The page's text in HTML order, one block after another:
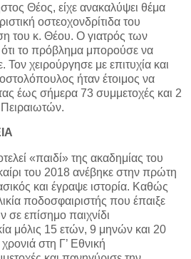
Θέος, είχε ανακαλύψει θέμα
οστεοχονδρίτιδα του
του κ. Θέου. Ο γιατρός των
το πρόβλημα μπορούσε να
Τον χειρούργησε με επιτυχία και
ήταν έτοιμος να
έως σήμερα 73 συμμετοχές και 2
«παιδί» της ακαδημίας του
του 2018 ανέβηκε στην πρώτη
και έγραψε ιστορία. Καθώς
ποδοσφαιριστής που έπαιξε
επίσημο παιχνίδι
μόλις 15 ετών, 9 μηνών και 20
στη Γ’ Εθνική